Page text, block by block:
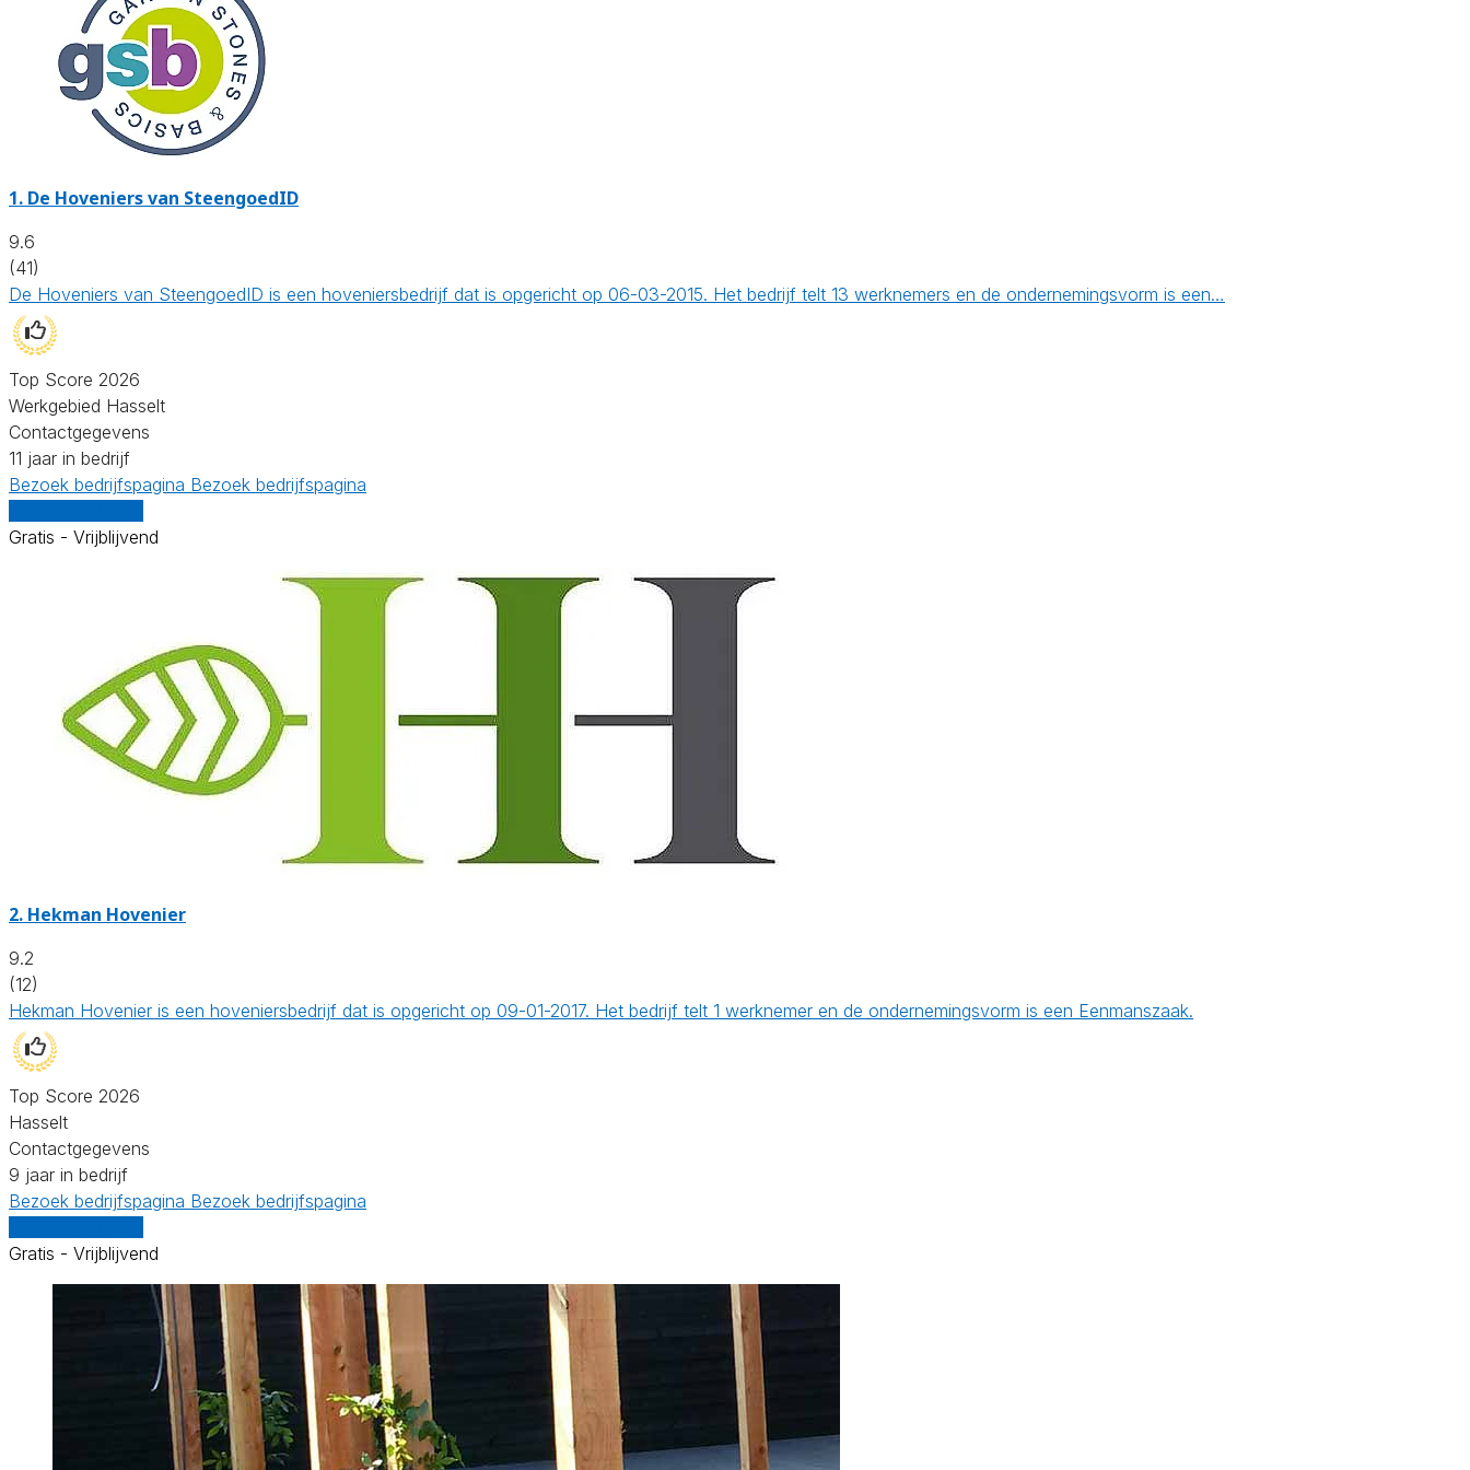
1. De Hoveniers van SteengoedID
9.6
(41)
De Hoveniers van SteengoedID is een hoveniersbedrijf dat is opgericht op 06-03-2015. Het bedrijf telt 13 werknemers en de ondernemingsvorm is een…
Top Score 2026
Werkgebied Hasselt
Contactgegevens
11 jaar in bedrijf
Bezoek bedrijfspagina Bezoek bedrijfspagina
Gratis - Vrijblijvend
2. Hekman Hovenier
9.2
(12)
Hekman Hovenier is een hoveniersbedrijf dat is opgericht op 09-01-2017. Het bedrijf telt 1 werknemer en de ondernemingsvorm is een Eenmanszaak.
Top Score 2026
Hasselt
Contactgegevens
9 jaar in bedrijf
Bezoek bedrijfspagina Bezoek bedrijfspagina
Gratis - Vrijblijvend